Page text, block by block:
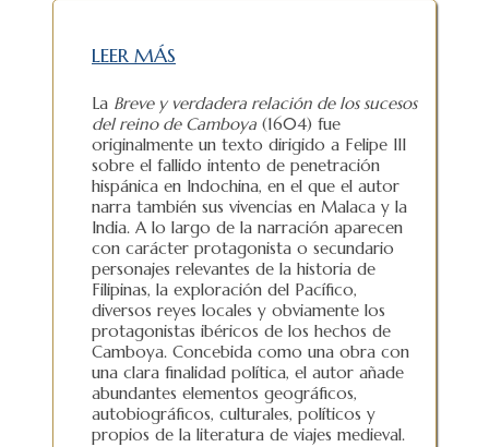
LEER MÁS
La Breve y verdadera relación de los sucesos
del reino de Camboya (1604) fue
originalmente un texto dirigido a Felipe III
sobre el fallido intento de penetración
hispánica en Indochina, en el que el autor
narra también sus vivencias en Malaca y la
India. A lo largo de la narración aparecen
con carácter protagonista o secundario
personajes relevantes de la historia de
Filipinas, la exploración del Pacífico,
diversos reyes locales y obviamente los
protagonistas ibéricos de los hechos de
Camboya. Concebida como una obra con
una clara finalidad política, el autor añade
abundantes elementos geográficos,
autobiográficos, culturales, políticos y
propios de la literatura de viajes medieval.